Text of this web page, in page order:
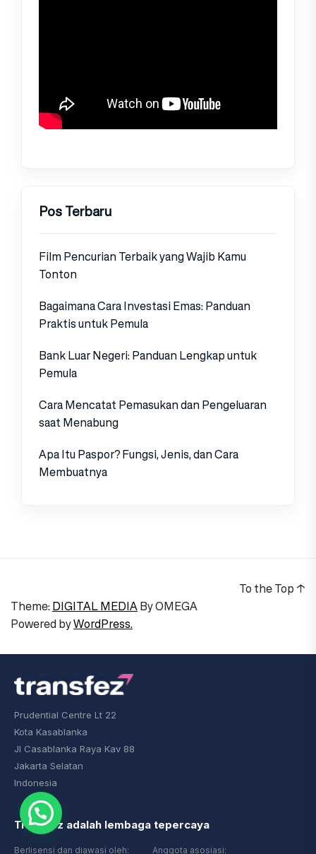
Pos Terbaru
Film Pencurian Terbaik yang Wajib Kamu
Tonton
Bagaimana Cara Investasi Emas: Panduan
Praktis untuk Pemula
Bank Luar Negeri: Panduan Lengkap untuk
Pemula
Cara Mencatat Pemasukan dan Pengeluaran
saat Menabung
Apa Itu Paspor? Fungsi, Jenis, dan Cara
Membuatnya
Theme: DIGITAL MEDIAByOMEGA
Powered byWordPress.
To the Top ↑
Prudential Centre Lt 22
Kota Kasablanka
Jl Casablanka Raya Kav 88
Jakarta Selatan
Indonesia
Transfez adalah lembaga tepercaya
Berlisensi dan diawasi oleh: Anggota asosiasi: